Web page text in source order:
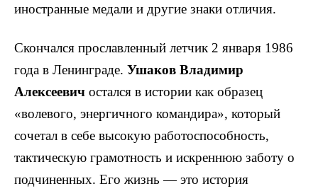
иностранные медали и другие знаки отличия.
Скончался прославленный летчик 2 января 1986
года в Ленинграде. Ушаков Владимир
Алексеевич остался в истории как образец
«волевого, энергичного командира», который
сочетал в себе высокую работоспособность,
тактическую грамотность и искреннюю заботу о
подчиненных. Его жизнь — это история